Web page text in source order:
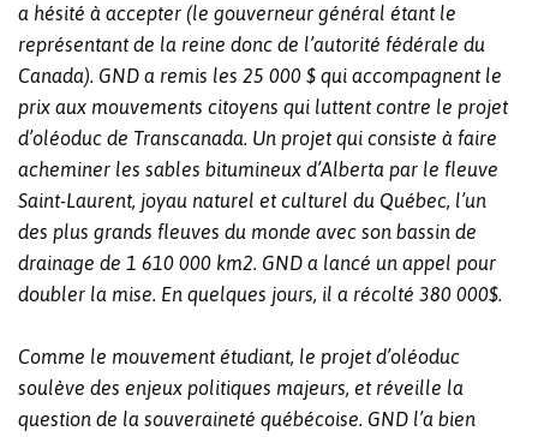
a hésité à accepter (le gouverneur général étant le
représentant de la reine donc de l’autorité fédérale du
Canada). GND a remis les 25 000 $ qui accompagnent le
prix aux mouvements citoyens qui luttent contre le projet
d’oléoduc de Transcanada. Un projet qui consiste à faire
acheminer les sables bitumineux d’Alberta par le fleuve
Saint-Laurent, joyau naturel et culturel du Québec, l’un
des plus grands fleuves du monde avec son bassin de
drainage de 1 610 000 km2. GND a lancé un appel pour
doubler la mise. En quelques jours, il a récolté 380 000$.
Comme le mouvement étudiant, le projet d’oléoduc
soulève des enjeux politiques majeurs, et réveille la
question de la souveraineté québécoise. GND l’a bien